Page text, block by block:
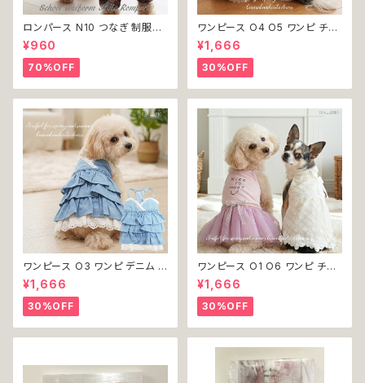
ロンパース N10 つなぎ 制服風
チェック柄 グレー 灰色 コスチュ
ーム コスプレ ドッグウェア dog
犬 猫 ペット 服 犬服 洋服 オシ
ャレ かわいい 小型犬 返品交換
不可
¥960
70%OFF
ワンピース O4 O5 ワンピ チェ
ック プリーツ レース 女の子 犬
犬服 小型 猫 服 洋服 ペット do
g ドッグウェア おしゃれ かわい
い 返品交換不可
¥1,666
30%OFF
ワンピース O3 ワンピ デニム プ
リーツ レース 女の子 犬 犬服
小型 猫 服 洋服 ペット dog ド
ッグウェア おしゃれ かわいい 返
品交換不可
¥1,666
30%OFF
ワンピース O1 O6 ワンピ チュ
ール レース 花 フラワー 女の子
犬 犬服 小型 猫 服 洋服 ペット
dog ドッグウェア おしゃれ かわ
いい 返品交換不可
¥1,666
30%OFF